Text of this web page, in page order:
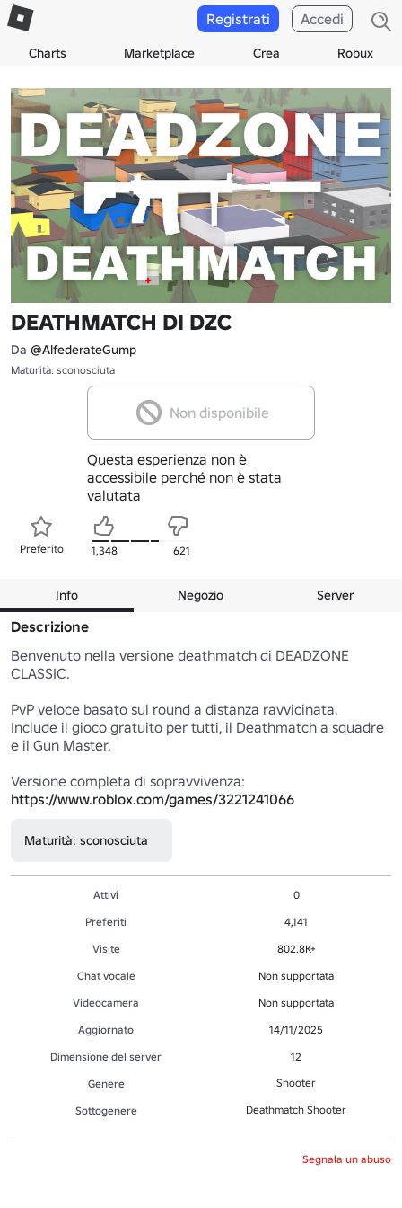
Charts Marketplace Crea Robux
Registrati Accedi
DEATHMATCH DI DZC
Da @AlfederateGump
Maturità: sconosciuta
Non disponibile
Questa esperienza non è
accessibile perché non è stata
valutata
Preferito 1,348 621
Info Negozio Server
Descrizione
Benvenuto nella versione deathmatch di DEADZONE
CLASSIC.
PvP veloce basato sul round a distanza ravvicinata.
Include il gioco gratuito per tutti, il Deathmatch a squadre
e il Gun Master.
https://www.roblox.com/games/3221241066
Maturità: sconosciuta
Attivi
0
Preferiti
4,141
Visite
802.8K+
Chat vocale
Non supportata
Videocamera
Non supportata
Aggiornato
14/11/2025
Dimensione del server
12
Genere
Shooter
Sottogenere Deathmatch Shooter
Segnala un abuso